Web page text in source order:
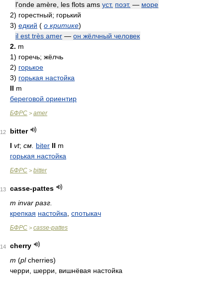
l'onde amère, les flots ams уст. поэт. — море
2) горестный; горький
3) едкий ( о критике)
il est très amer — он жёлчный человек
2. m
1) горечь; жёлчь
2) горькое
3) горькая настойка
II m
береговой ориентир
БФРС > amer
12
bitter
I vt; см. biter II m
горькая настойка
БФРС > bitter
13
casse-pattes
m invar разг.
крепкая настойка спотыкач
БФРС > casse-pattes
14
cherry
m (plcherries)
черри, шерри, вишнёвая настойка